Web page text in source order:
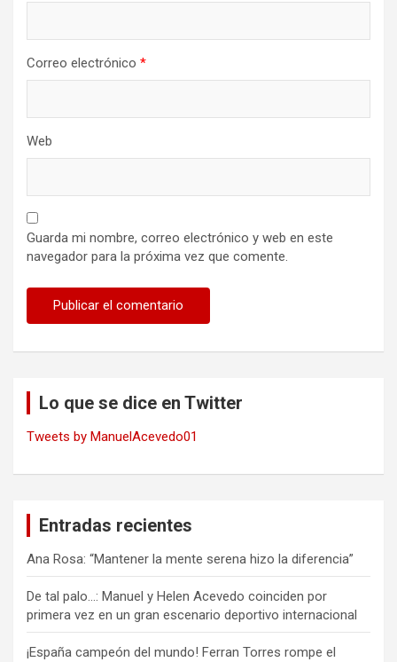
Correo electrónico *
Web
Guarda mi nombre, correo electrónico y web en este
navegador para la próxima vez que comente.
Lo que se dice en Twitter
Tweets by ManuelAcevedo01
Entradas recientes
Ana Rosa: “Mantener la mente serena hizo la diferencia”
De tal palo…: Manuel y Helen Acevedo coinciden por
primera vez en un gran escenario deportivo internacional
¡España campeón del mundo! Ferran Torres rompe el